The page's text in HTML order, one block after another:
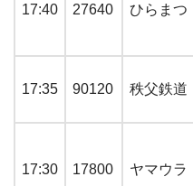
17:40 27640 ひらまつ
17:35 90120 秩父鉄道
17:30 17800 ヤマウラ